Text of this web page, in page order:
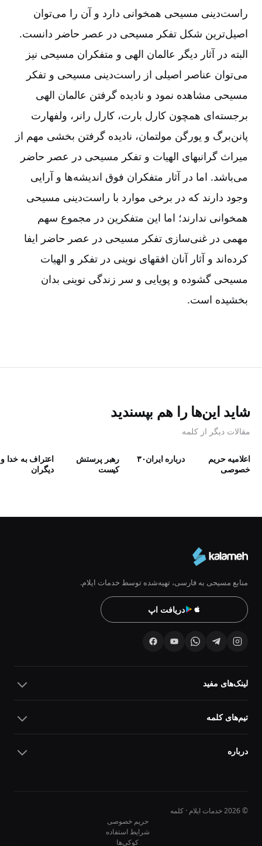
راست‌دینی‌ مسیحی‌ همخوانی‌ دارد و آن‌ را می‌توان‌
اصیل‌ترین‌ شكل‌ تفكر مسیحی‌ در عصر حاضر دانست‌.
البته‌ در آثار دیگر عالمان‌ الهی‌ و متفكران‌ مسیحی‌ نیز
می‌توان‌ عناصر اصیلی‌ از راست‌دینی‌ مسیحی‌ و تفكر
مسیحی‌ مشاهده‌ نمود و نادیده‌ گرفتن‌ عالمان‌ الهی‌
برجسته‌ای‌ همچون‌ كارل‌ بارت‌، كارل‌ رانر، ولفهارت‌
پانن‌برگ‌ و یورگن‌ مولتمان‌، نادیده‌ گرفتن‌ بخشی‌ مهم‌ از
میراث‌ گرانبهای‌ الهیات‌ و تفكر مسیحی‌ در عصر حاضر
می‌باشد. اما در آثار متفكران‌ فوق اندیشه‌ها و آرایی‌
وجود دارند كه‌ در برخی‌ موارد با راست‌دینی‌ مسیحی‌
همخوانی‌ ندارند؛ اما این‌ متفكرین‌ در مجموع‌ سهم‌
مهمی‌ در غنی‌سازی‌ تفكر مسیحی‌ در عصر حاضر ایفا
كرده‌اند و آثار آنان‌ افقهای‌ نوینی‌ در تفكر و الهیات‌
مسیحی‌ گشوده‌ و پویایی‌ و سر زندگی‌ نوینی‌ بدان‌
بخشیده‌ است‌.
شاید این‌ها را هم بپسندید
مقالات دیگر از کلمه
اعلامیه حریم
خصوصی
درباره ایران۳۰
رهبر پرستش
كيست
اعتراف به خدا و
دیگران
منابع مسیحی به فارسی، تهیه‌شده توسط خدمات ایلام.
دریافت اپ
لینک‌های مفید
تیم‌های کلمه
درباره
© 2026 خدمات ایلام · کلمه
حریم خصوصی
شرایط استفاده
کوکی‌ها
10